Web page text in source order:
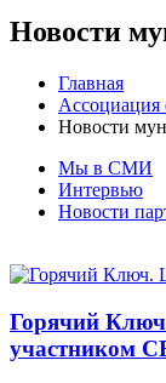
Новости
Главная
Ассоциация
Новости
Мы в СМИ
Интервью
Новости
Горячий
участником